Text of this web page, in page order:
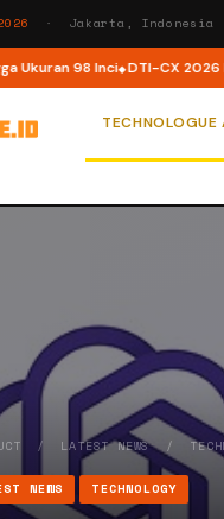
· Jakarta, Indonesia
98 Inci DTI-CX 2026
/ LATEST NEWS/
NEWS TECHNOLOGY